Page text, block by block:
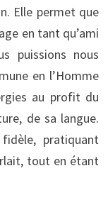
Elle permet que
en tant qu’ami
puissions nous
en l’Homme
au profit du
de sa langue.
pratiquant
tout en étant